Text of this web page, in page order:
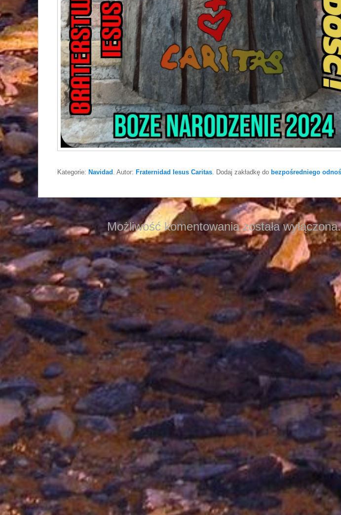
Kategorie: Navidad . Autor: Fraternidad Iesus Caritas . Dodaj zakładkę do bezpośredniego
Możliwość komentowania została wyłączona.